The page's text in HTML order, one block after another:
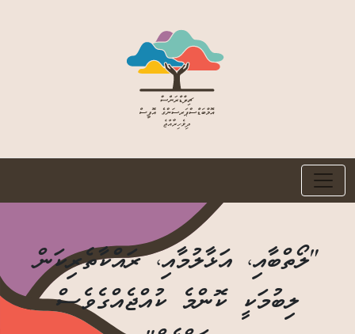
"ލޯތްބާއި، އަޅާލުމާއި، ރައްކާތެރިކަން
ލިބުމަކީ ކޮންމެ ކުއްޖެއްގެވެސް